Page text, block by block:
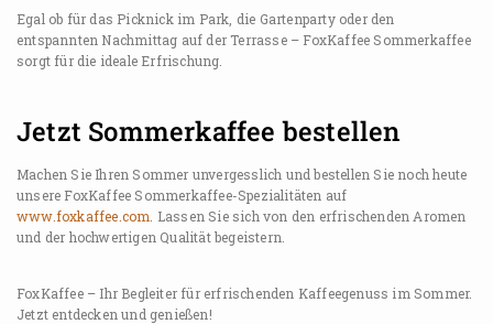
Egal ob für das Picknick im Park, die Gartenparty oder den
entspannten Nachmittag auf der Terrasse – FoxKaffee Sommerkaffee
sorgt für die ideale Erfrischung.
Jetzt Sommerkaffee bestellen
Machen Sie Ihren Sommer unvergesslich und bestellen Sie noch heute
unsere FoxKaffee Sommerkaffee-Spezialitäten auf
www.foxkaffee.com . Lassen Sie sich von den erfrischenden Aromen
und der hochwertigen Qualität begeistern.
FoxKaffee – Ihr Begleiter für erfrischenden Kaffeegenuss im Sommer.
Jetzt entdecken und genießen!